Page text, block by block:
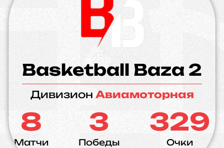
Basketball Baza 2
ДивизионАвиамоторная
8
Матчи
3
Победы
329
Очки